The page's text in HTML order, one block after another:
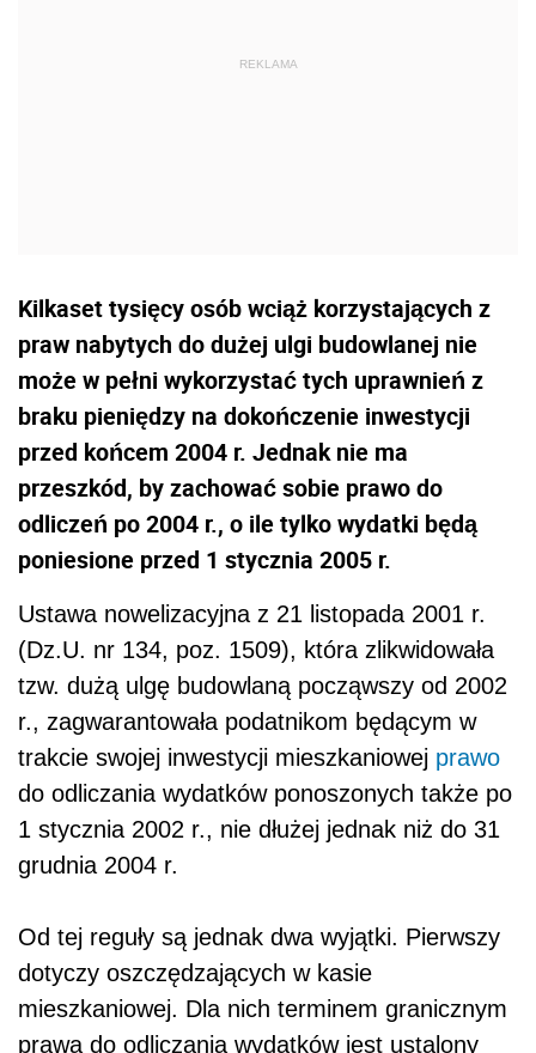
Kilkaset tysięcy osób wciąż korzystających z
praw nabytych do dużej ulgi budowlanej nie
może w pełni wykorzystać tych uprawnień z
braku pieniędzy na dokończenie inwestycji
przed końcem 2004 r. Jednak nie ma
przeszkód, by zachować sobie prawo do
odliczeń po 2004 r., o ile tylko wydatki będą
poniesione przed 1 stycznia 2005 r.
Ustawa nowelizacyjna z 21 listopada 2001 r.
(Dz.U. nr 134, poz. 1509), która zlikwidowała
tzw. dużą ulgę budowlaną począwszy od 2002
r., zagwarantowała podatnikom będącym w
trakcie swojej inwestycji mieszkaniowej prawo
do odliczania wydatków ponoszonych także po
1 stycznia 2002 r., nie dłużej jednak niż do 31
grudnia 2004 r.
Od tej reguły są jednak dwa wyjątki. Pierwszy
dotyczy oszczędzających w kasie
mieszkaniowej. Dla nich terminem granicznym
prawa do odliczania wydatków jest ustalony